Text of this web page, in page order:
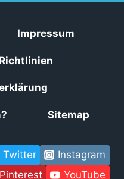
Impressum
Sitemap
Twitter
Instagram
Pinterest
YouTube